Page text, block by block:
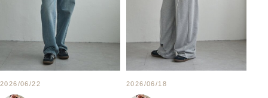
2026/06/22 2026/06/18